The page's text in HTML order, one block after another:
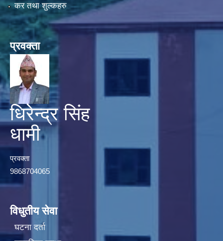
कर तथा शुल्कहरु
प्रवक्ता
धिरेन्द्र सिंह
धामी
प्रवक्ता
9868704065
विधुतीय सेवा
घटना दर्ता